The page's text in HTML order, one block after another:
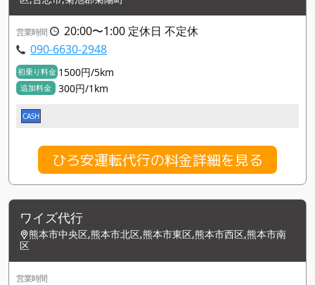
営業時間
20:00〜1:00 定休日 不定休
090-6630-2948
初乗り料金 1500円/5km
追加料金 300円/1km
CASH
ひろ安運転代行の料金詳細を見る
ワイズ代行
熊本市中央区,熊本市北区,熊本市東区,熊本市西区,熊本市南
区
営業時間